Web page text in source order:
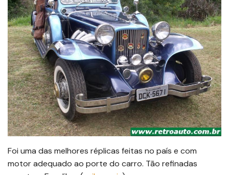
Foi uma das melhores réplicas feitas no país e com
motor adequado ao porte do carro. Tão refinadas